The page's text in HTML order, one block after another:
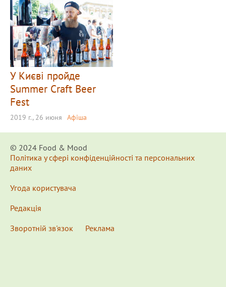
У Києві пройде
Summer Craft Beer
Fest
2019 г., 26 июня Афіша
© 2024 Food & Мood
Політика у сфері конфіденційності та персональних
даних
Угода користувача
Редакція
Зворотній зв'язок
Реклама